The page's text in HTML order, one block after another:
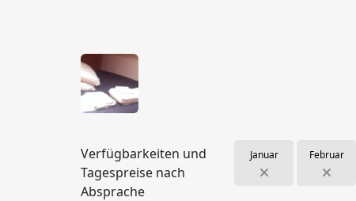
Verfügbarkeiten und
Tagespreise nach
Absprache
Januar Februar